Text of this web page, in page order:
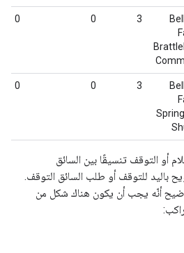
3
0
0
3
0
0
أو التوقف تنسيقًا بين السائق
باليد للتوقف أو طلب السائق التوقف.
أنّه يجب أن يكون هناك شكل من